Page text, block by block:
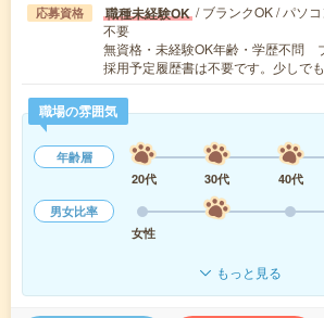
応募資格 職種未経験OK / ブランクOK / パソ
不要
無資格・未経験OK年齢・学歴不問
採用予定履歴書は不要です。少しで
職場の雰囲気
年齢層
20代
30代 40代
男女比率
女性
もっと見る